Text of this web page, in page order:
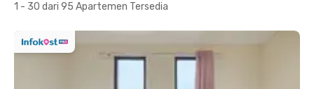
1 - 30 dari 95 Apartemen Tersedia